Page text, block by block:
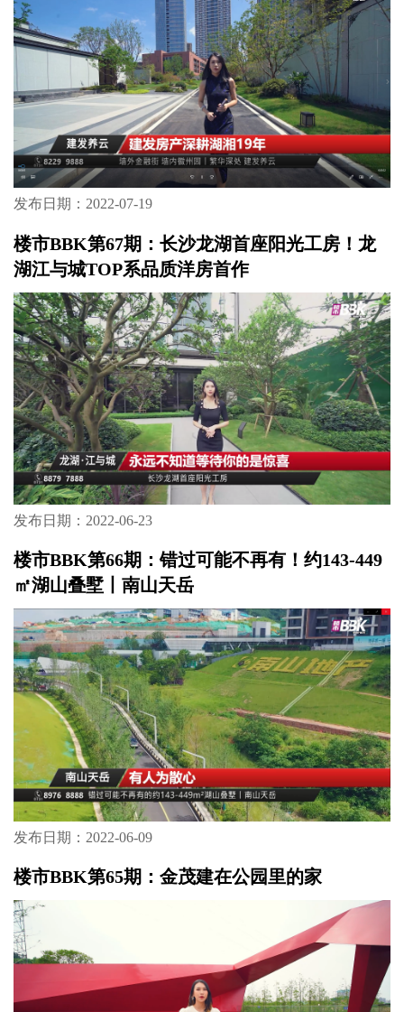
发布日期：2022-07-19
楼市BBK第67期：长沙龙湖首座阳光工房！龙
湖江与城TOP系品质洋房首作
发布日期：2022-06-23
楼市BBK第66期：错过可能不再有！约143-449
㎡湖山叠墅丨南山天岳
发布日期：2022-06-09
楼市BBK第65期：金茂建在公园里的家